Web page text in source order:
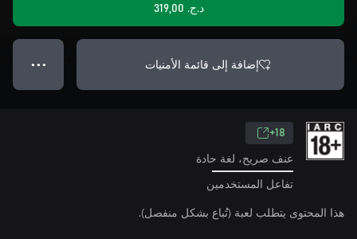
د.ج.‏ 319,00
إضافة إلى قائمة الأمنيات ● ● ●
18+
عنف صريح، لغة حادة
تفاعل المستخدمين
هذا المحتوى يتطلب لعبة (تُباع بشكل منفصل).